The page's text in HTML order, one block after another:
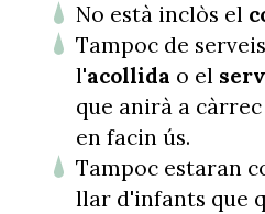
No està inclòs el
Tampoc de
l'acollida o el
que anirà a
en facin ús.
Tampoc estaran
llar d'infants que